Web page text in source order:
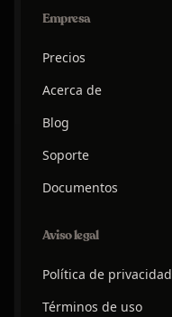
Empresa
Precios
Acerca de
Blog
Soporte
Documentos
Aviso legal
Política de privacidad
Términos de uso